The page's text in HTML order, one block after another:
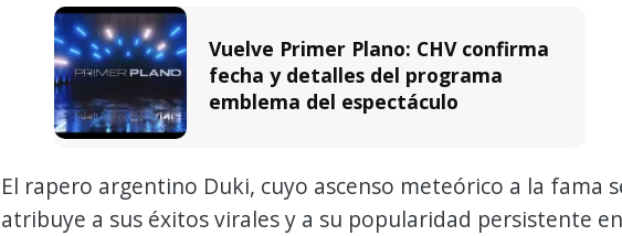
Vuelve Primer Plano: CHV confirma
fecha y detalles del programa
emblema del espectáculo
El rapero argentino Duki, cuyo ascenso meteórico a la fama
atribuye a sus éxitos virales y a su popularidad persistente en